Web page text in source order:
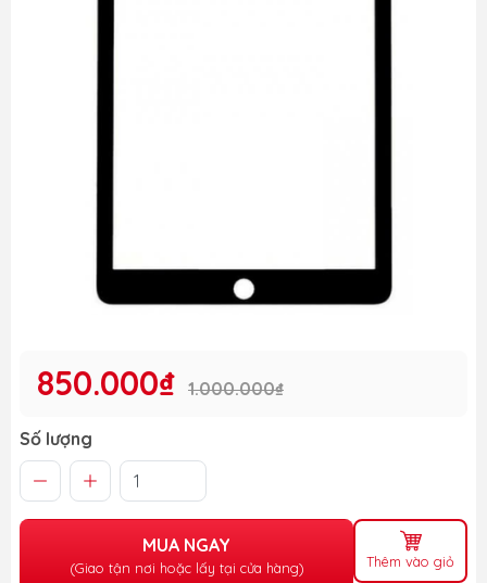
850.000₫ 1.000.000₫
Số lượng
MUA NGAY
(Giao tận nơi hoặc lấy tại cửa hàng) Thêm vào giỏ